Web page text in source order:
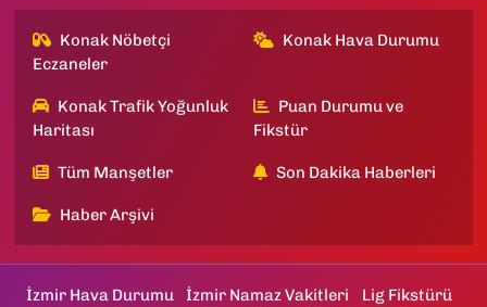
Konak Nöbetçi
Eczaneler
Konak Hava Durumu
Konak Trafik Yoğunluk
Haritası
Puan Durumu ve
Fikstür
Tüm Manşetler Son Dakika Haberleri
Haber Arşivi
İzmir Hava Durumu İzmir Namaz Vakitleri
Lig Fikstürü